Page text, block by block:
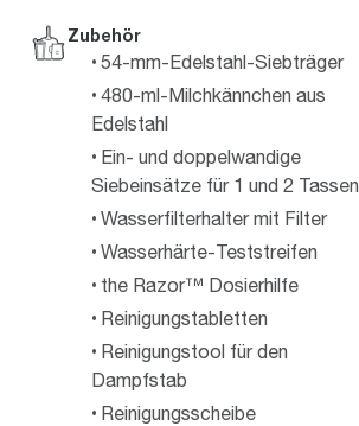
Zubehör
54-mm-Edelstahl-Siebträger
480-ml-Milchkännchen aus
Edelstahl
Ein- und doppelwandige
Siebeinsätze für 1 und 2 Tassen
Wasserfilterhalter mit Filter
Wasserhärte-Teststreifen
the Razor™ Dosierhilfe
Reinigungstabletten
Reinigungstool für den
Dampfstab
Reinigungsscheibe